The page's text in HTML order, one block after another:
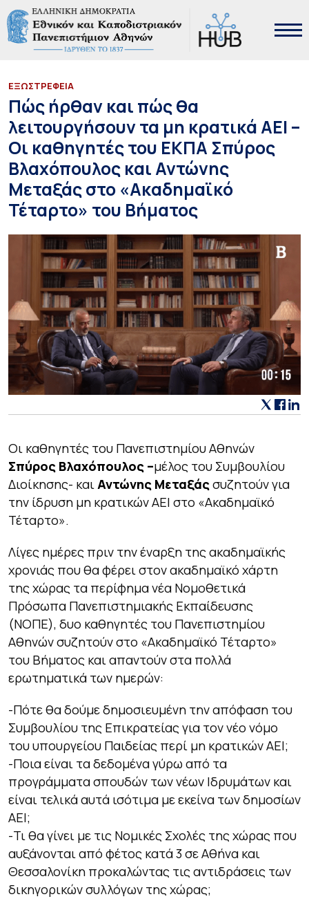
EΞΩΣΤΡΕΦΕΙΑ
Πώς ήρθαν και πώς θα
λειτουργήσουν τα μη κρατικά ΑΕΙ –
Οι καθηγητές του ΕΚΠΑ Σπύρος
Βλαχόπουλος και Αντώνης
Μεταξάς στο «Ακαδημαϊκό
Τέταρτο» του Βήματος
Οι καθηγητές του Πανεπιστημίου Αθηνών
Σπύρος Βλαχόπουλος –μέλος του Συμβουλίου
Διοίκησης- και Αντώνης Μεταξάς συζητούν για
την ίδρυση μη κρατικών ΑΕΙ στο «Ακαδημαϊκό
Τέταρτο».
Λίγες ημέρες πριν την έναρξη της ακαδημαϊκής
χρονιάς που θα φέρει στον ακαδημαϊκό χάρτη
της χώρας τα περίφημα νέα Νομοθετικά
Πρόσωπα Πανεπιστημιακής Εκπαίδευσης
(ΝΟΠΕ), δυο καθηγητές του Πανεπιστημίου
Αθηνών συζητούν στο «Ακαδημαϊκό Τέταρτο»
του Βήματος και απαντούν στα πολλά
ερωτηματικά των ημερών:
-Πότε θα δούμε δημοσιευμένη την απόφαση του
Συμβουλίου της Επικρατείας για τον νέο νόμο
του υπουργείου Παιδείας περί μη κρατικών ΑΕΙ;
-Ποια είναι τα δεδομένα γύρω από τα
προγράμματα σπουδών των νέων Ιδρυμάτων και
είναι τελικά αυτά ισότιμα με εκείνα των δημοσίων
ΑΕΙ;
-Τι θα γίνει με τις Νομικές Σχολές της χώρας που
αυξάνονται από φέτος κατά 3 σε Αθήνα και
Θεσσαλονίκη προκαλώντας τις αντιδράσεις των
δικηγορικών συλλόγων της χώρας;